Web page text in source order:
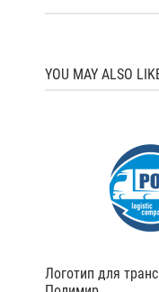
YOU MAY ALSO
Логотип для